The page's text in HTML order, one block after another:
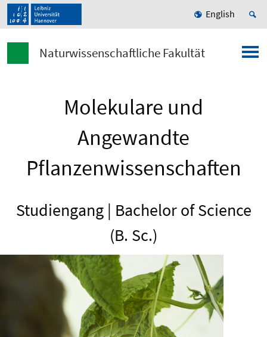
English
Naturwissenschaftliche Fakultät
Molekulare und
Angewandte
Pflanzenwissenschaften
Studiengang | Bachelor of Science
(B. Sc.)